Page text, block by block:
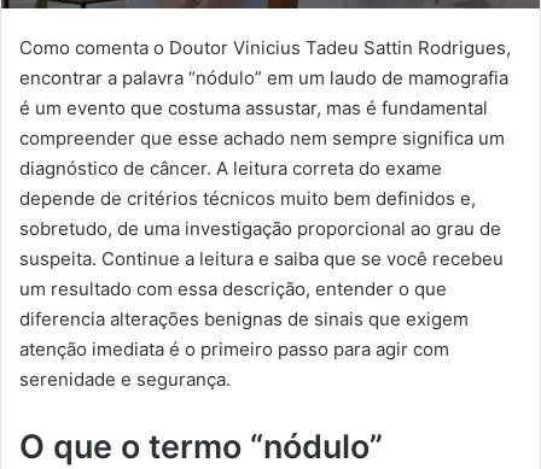
Como comenta o Doutor Vinicius Tadeu Sattin Rodrigues,
encontrar a palavra “nódulo” em um laudo de mamografia
é um evento que costuma assustar, mas é fundamental
compreender que esse achado nem sempre significa um
diagnóstico de câncer. A leitura correta do exame
depende de critérios técnicos muito bem definidos e,
sobretudo, de uma investigação proporcional ao grau de
suspeita. Continue a leitura e saiba que se você recebeu
um resultado com essa descrição, entender o que
diferencia alterações benignas de sinais que exigem
atenção imediata é o primeiro passo para agir com
serenidade e segurança.
O que o termo “nódulo”